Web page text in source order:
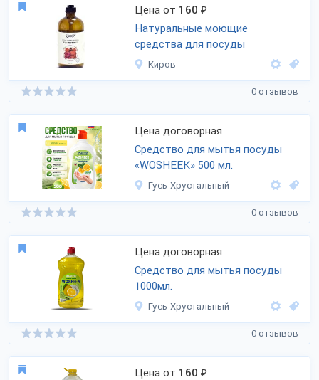
Цена от 160 ₽
Натуральные моющие
средства для посуды
Киров
0 отзывов
Цена договорная
Средство для мытья посуды
«WOSHEEK» 500 мл.
Гусь-Хрустальный
0 отзывов
Цена договорная
Средство для мытья посуды
1000мл.
Гусь-Хрустальный
0 отзывов
Цена от 160 ₽